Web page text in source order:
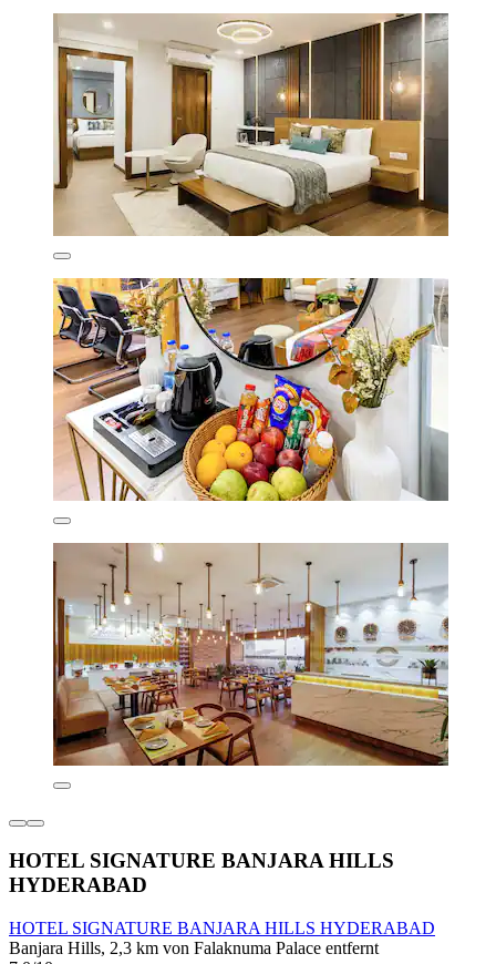
HOTEL SIGNATURE BANJARA HILLS
HYDERABAD
HOTEL SIGNATURE BANJARA HILLS HYDERABAD
Banjara Hills, 2,3 km von Falaknuma Palace entfernt